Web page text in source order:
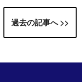
過去の記事へ >>